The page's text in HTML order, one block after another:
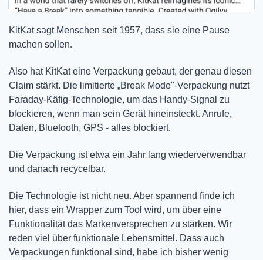
KitKat sagt Menschen seit 1957, dass sie eine Pause
machen sollen.
Also hat KitKat eine Verpackung gebaut, der genau diesen
Claim stärkt. Die limitierte „Break Mode"-Verpackung nutzt
Faraday-Käfig-Technologie, um das Handy-Signal zu
blockieren, wenn man sein Gerät hineinsteckt. Anrufe,
Daten, Bluetooth, GPS - alles blockiert.
Die Verpackung ist etwa ein Jahr lang wiederverwendbar
und danach recycelbar.
Die Technologie ist nicht neu. Aber spannend finde ich
hier, dass ein Wrapper zum Tool wird, um über eine
Funktionalität das Markenversprechen zu stärken. Wir
reden viel über funktionale Lebensmittel. Dass auch
Verpackungen funktional sind, habe ich bisher wenig